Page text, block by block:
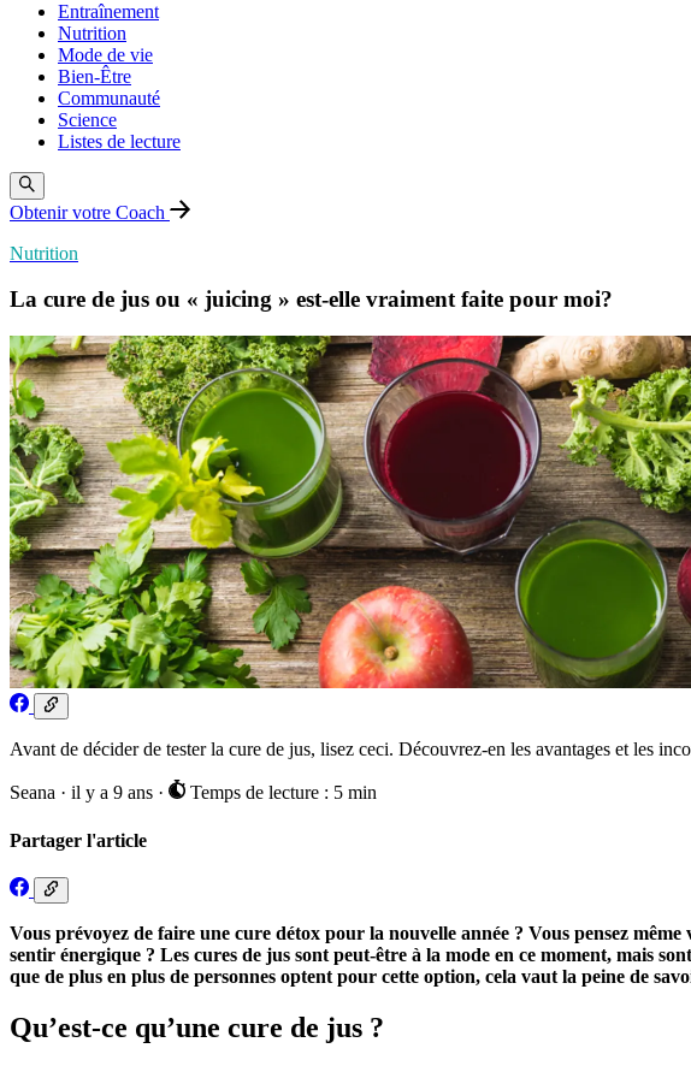
Entraînement
Nutrition
Mode de vie
Bien-Être
Communauté
Science
Listes de lecture
Obtenir votre Coach
Nutrition
La cure de jus ou « juicing » est-elle vraiment faite pour moi?
Avant de décider de tester la cure de jus, lisez ceci. Découvrez-en les avantages et les
Seana · il y a 9 ans · Temps de lecture : 5 min
Partager l'article
Vous prévoyez de faire une cure détox pour la nouvelle année ? Vous pensez
sentir énergique ? Les cures de jus sont peut-être à la mode en ce moment, mais
que de plus en plus de personnes optent pour cette option, cela vaut la peine de
Qu’est-ce qu’une cure de jus ?